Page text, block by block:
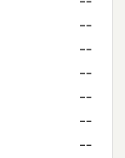
--
--
--
--
--
--